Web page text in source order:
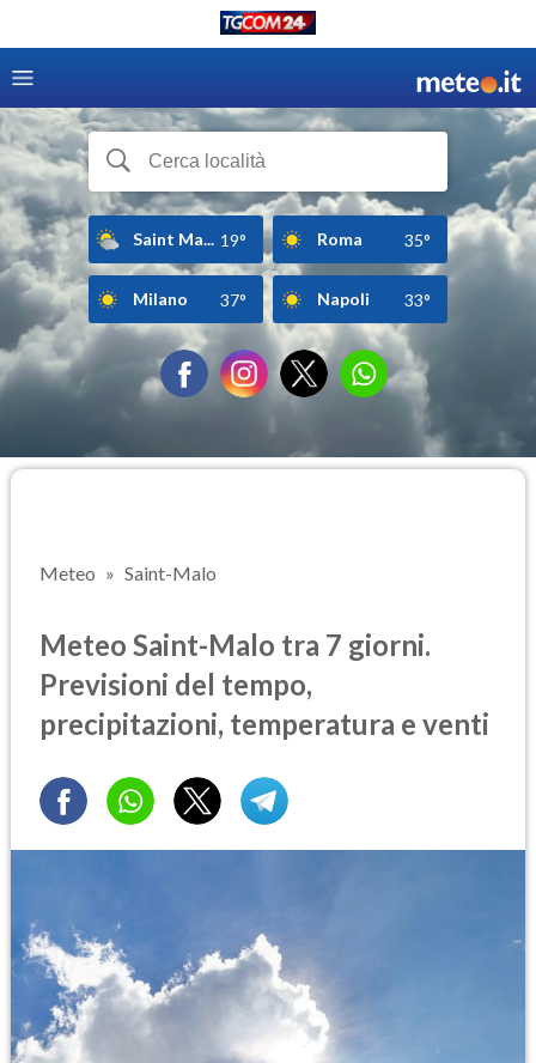
Saint Ma... 19° Roma 35°
Milano 37° Napoli 33°
Meteo Saint-Malo
Meteo Saint-Malo tra 7 giorni.
Previsioni del tempo,
precipitazioni, temperatura e venti